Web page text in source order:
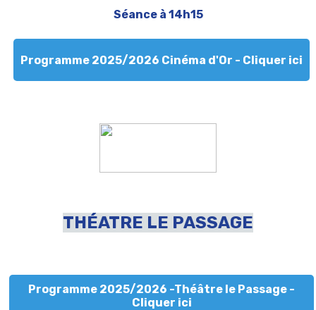
Séance à 14h15
Programme 2025/2026 Cinéma d'Or - Cliquer ici
THÉATRE LE PASSAGE
Programme 2025/2026 -Théâtre le Passage -
Cliquer ici